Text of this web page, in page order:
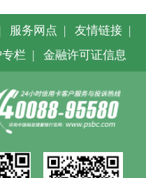
服务网点 友情链接
栏 金融许可证信息